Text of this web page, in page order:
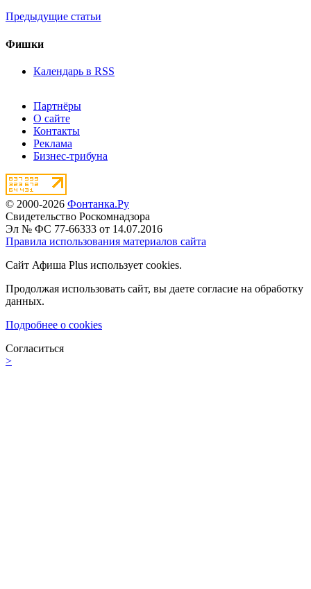
Предыдущие статьи
Фишки
Календарь в RSS
Партнёры
О сайте
Контакты
Реклама
Бизнес-трибуна
© 2000-2026 Фонтанка.Ру
Свидетельство Роскомнадзора
Эл № ФС 77-66333 от 14.07.2016
Правила использования материалов сайта
Сайт Афиша Plus использует cookies.
Продолжая использовать сайт, вы даете согласие на обработку
данных.
Подробнее о cookies
Согласиться
>